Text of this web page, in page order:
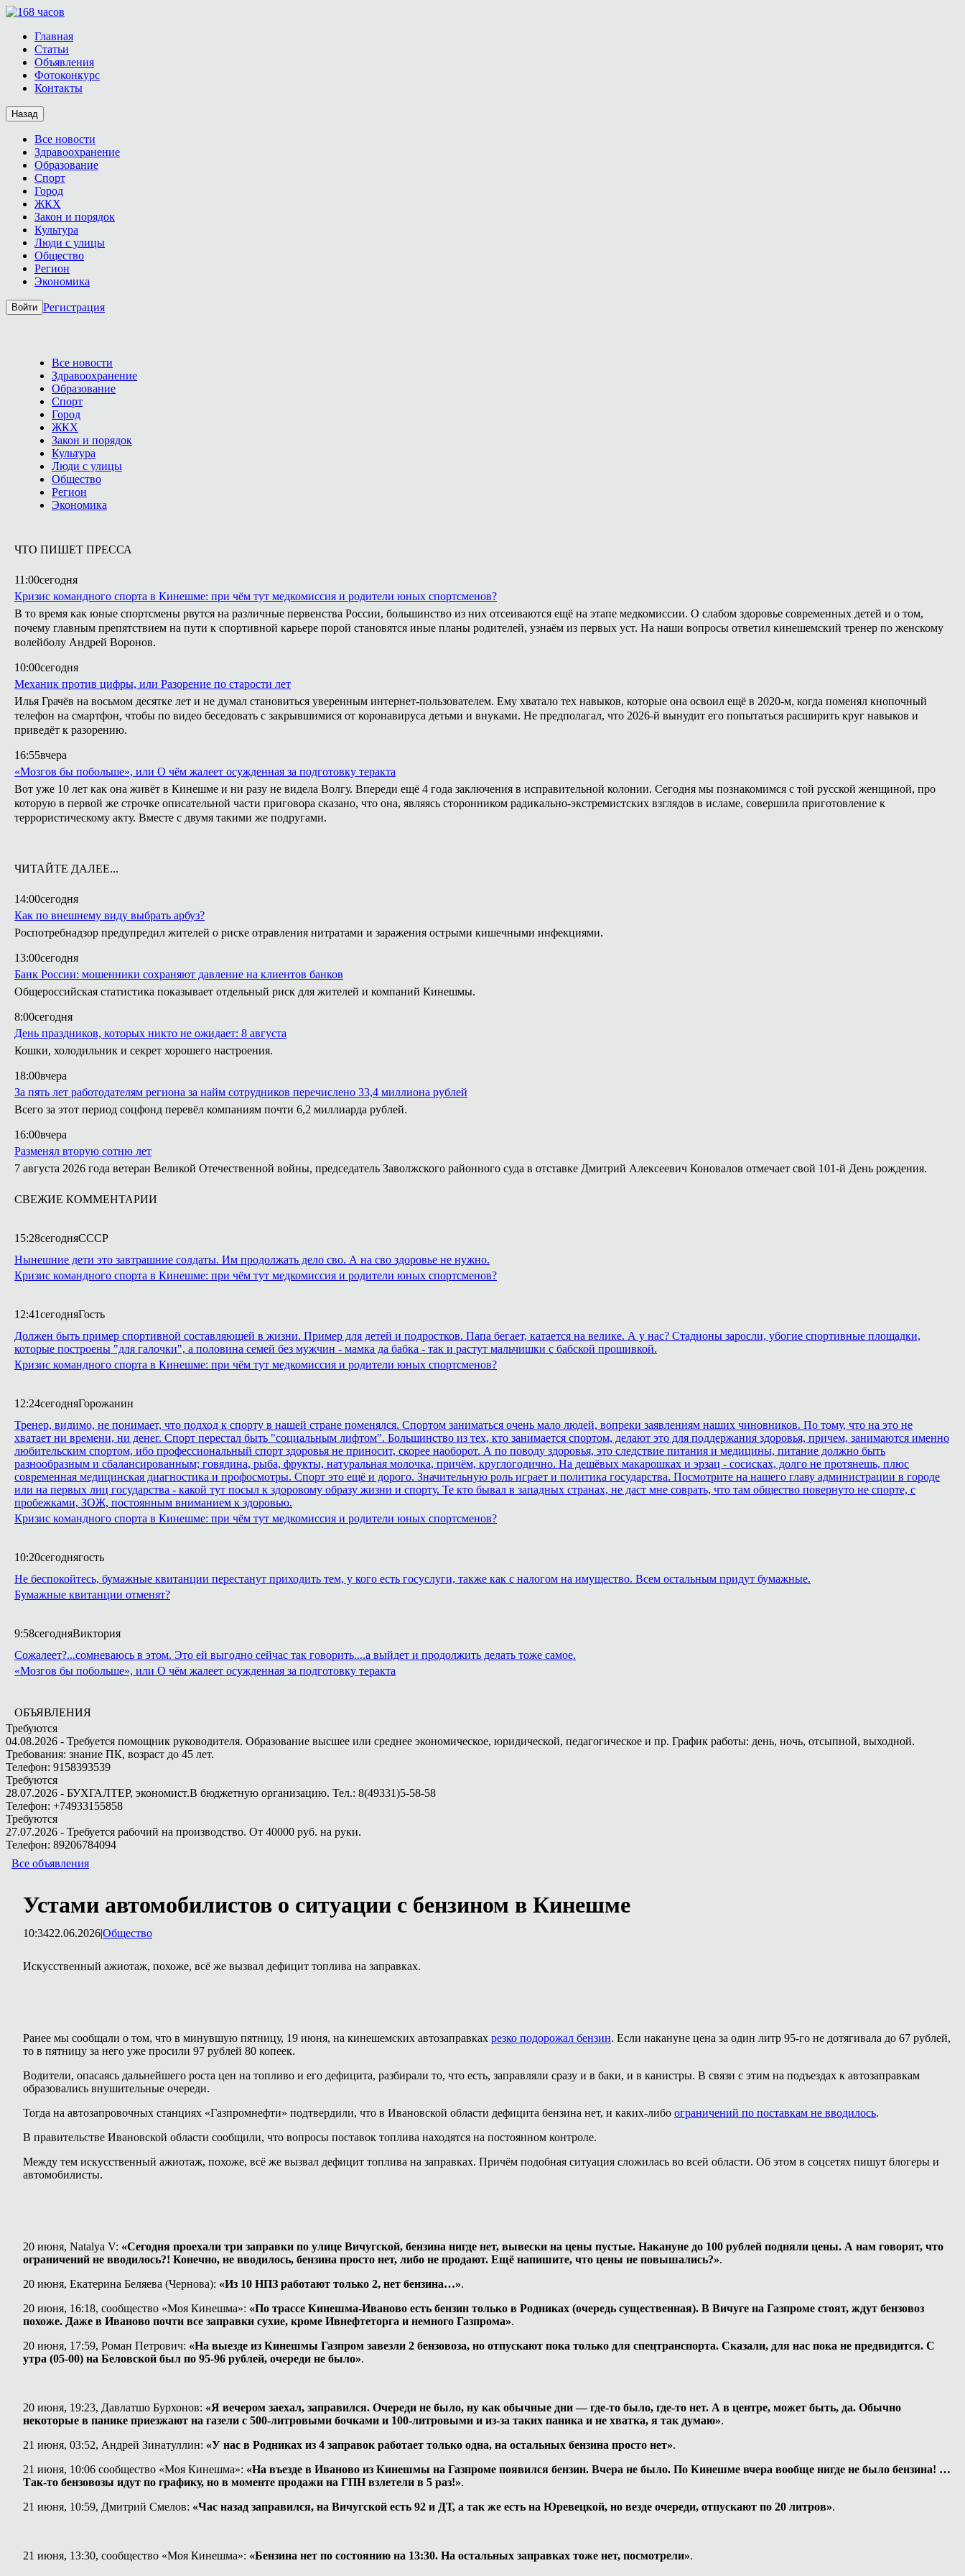
Главная
Статьи
Объявления
Фотоконкурс
Контакты
Назад
Все новости
Здравоохранение
Образование
Спорт
Город
ЖКХ
Закон и порядок
Культура
Люди с улицы
Общество
Регион
Экономика
Войти Регистрация
Все новости
Здравоохранение
Образование
Спорт
Город
ЖКХ
Закон и порядок
Культура
Люди с улицы
Общество
Регион
Экономика
ЧТО ПИШЕТ ПРЕССА
11:00сегодня
Кризис командного спорта в Кинешме: при чём тут медкомиссия и родители юных спортсменов?
В то время как юные спортсмены рвутся на различные первенства России, большинство из них отсеиваются ещё на этапе медкомиссии. О слабом здоровье современных детей и о том,
почему главным препятствием на пути к спортивной карьере порой становятся иные планы родителей, узнаём из первых уст. На наши вопросы ответил кинешемский тренер по женскому
волейболу Андрей Воронов.
10:00сегодня
Механик против цифры, или Разорение по старости лет
Илья Грачёв на восьмом десятке лет и не думал становиться уверенным интернет-пользователем. Ему хватало тех навыков, которые она освоил ещё в 2020-м, когда поменял кнопочный
телефон на смартфон, чтобы по видео беседовать с закрывшимися от коронавируса детьми и внуками. Не предполагал, что 2026-й вынудит его попытаться расширить круг навыков и
приведёт к разорению.
16:55вчера
«Мозгов бы побольше», или О чём жалеет осужденная за подготовку теракта
Вот уже 10 лет как она живёт в Кинешме и ни разу не видела Волгу. Впереди ещё 4 года заключения в исправительной колонии. Сегодня мы познакомимся с той русской женщиной, про
которую в первой же строчке описательной части приговора сказано, что она, являясь сторонником радикально-экстремистских взглядов в исламе, совершила приготовление к
террористическому акту. Вместе с двумя такими же подругами.
ЧИТАЙТЕ ДАЛЕЕ...
14:00сегодня
Как по внешнему виду выбрать арбуз?
Роспотребнадзор предупредил жителей о риске отравления нитратами и заражения острыми кишечными инфекциями.
13:00сегодня
Банк России: мошенники сохраняют давление на клиентов банков
Общероссийская статистика показывает отдельный риск для жителей и компаний Кинешмы.
8:00сегодня
День праздников, которых никто не ожидает: 8 августа
Кошки, холодильник и секрет хорошего настроения.
18:00вчера
За пять лет работодателям региона за найм сотрудников перечислено 33,4 миллиона рублей
Всего за этот период соцфонд перевёл компаниям почти 6,2 миллиарда рублей.
16:00вчера
Разменял вторую сотню лет
7 августа 2026 года ветеран Великой Отечественной войны, председатель Заволжского районного суда в отставке Дмитрий Алексеевич Коновалов отмечает свой 101-й День рождения.
СВЕЖИЕ КОММЕНТАРИИ
15:28сегодняСССР
Нынешние дети это завтрашние солдаты. Им продолжать дело сво. А на сво здоровье не нужно.
Кризис командного спорта в Кинешме: при чём тут медкомиссия и родители юных спортсменов?
12:41сегодняГость
Должен быть пример спортивной составляющей в жизни. Пример для детей и подростков. Папа бегает, катается на велике. А у нас? Стадионы заросли, убогие спортивные площадки,
которые построены "для галочки", а половина семей без мужчин - мамка да бабка - так и растут мальчишки с бабской прошивкой.
Кризис командного спорта в Кинешме: при чём тут медкомиссия и родители юных спортсменов?
12:24сегодняГорожанин
Тренер, видимо, не понимает, что подход к спорту в нашей стране поменялся. Спортом заниматься очень мало людей, вопреки заявлениям наших чиновников. По тому, что на это не
хватает ни времени, ни денег. Спорт перестал быть "социальным лифтом". Большинство из тех, кто занимается спортом, делают это для поддержания здоровья, причем, занимаются именно
любительским спортом, ибо профессиональный спорт здоровья не приносит, скорее наоборот. А по поводу здоровья, это следствие питания и медицины, питание должно быть
разнообразным и сбалансированным; говядина, рыба, фрукты, натуральная молочка, причём, круглогодично. На дешёвых макарошках и эрзац - сосисках, долго не протянешь, плюс
современная медицинская диагностика и профосмотры. Спорт это ещё и дорого. Значительную роль играет и политика государства. Посмотрите на нашего главу администрации в городе
или на первых лиц государства - какой тут посыл к здоровому образу жизни и спорту. Те кто бывал в западных странах, не даст мне соврать, что там общество повернуто не спорте, с
пробежками, ЗОЖ, постоянным вниманием к здоровью.
Кризис командного спорта в Кинешме: при чём тут медкомиссия и родители юных спортсменов?
10:20сегоднягость
Не беспокойтесь, бумажные квитанции перестанут приходить тем, у кого есть госуслуги, также как с налогом на имущество. Всем остальным придут бумажные.
Бумажные квитанции отменят?
9:58сегодняВиктория
Сожалеет?...сомневаюсь в этом. Это ей выгодно сейчас так говорить....а выйдет и продолжить делать тоже самое.
«Мозгов бы побольше», или О чём жалеет осужденная за подготовку теракта
ОБЪЯВЛЕНИЯ
Требуются
04.08.2026 - Требуется помощник руководителя. Образование высшее или среднее экономическое, юридической, педагогическое и пр. График работы: день, ночь, отсыпной, выходной.
Требования: знание ПК, возраст до 45 лет.
Телефон: 9158393539
Требуются
28.07.2026 - БУХГАЛТЕР, экономист.В бюджетную организацию. Тел.: 8(49331)5-58-58
Телефон: +74933155858
Требуются
27.07.2026 - Требуется рабочий на производство. От 40000 руб. на руки.
Телефон: 89206784094
Все объявления
Устами автомобилистов о ситуации с бензином в Кинешме
10:3422.06.2026|Общество
Искусственный ажиотаж, похоже, всё же вызвал дефицит топлива на заправках.
Ранее мы сообщали о том, что в минувшую пятницу, 19 июня, на кинешемских автозаправках резко подорожал бензин. Если накануне цена за один литр 95-го не дотягивала до 67 рублей,
то в пятницу за него уже просили 97 рублей 80 копеек.
Водители, опасаясь дальнейшего роста цен на топливо и его дефицита, разбирали то, что есть, заправляли сразу и в баки, и в канистры. В связи с этим на подъездах к автозаправкам
образовались внушительные очереди.
Тогда на автозапровочных станциях «Газпромнефти» подтвердили, что в Ивановской области дефицита бензина нет, и каких-либо ограничений по поставкам не вводилось.
В правительстве Ивановской области сообщили, что вопросы поставок топлива находятся на постоянном контроле.
Между тем искусственный ажиотаж, похоже, всё же вызвал дефицит топлива на заправках. Причём подобная ситуация сложилась во всей области. Об этом в соцсетях пишут блогеры и
автомобилисты.
20 июня, Natalya V: «Сегодня проехали три заправки по улице Вичугской, бензина нигде нет, вывески на цены пустые. Накануне до 100 рублей подняли цены. А нам говорят, что
ограничений не вводилось?! Конечно, не вводилось, бензина просто нет, либо не продают. Ещё напишите, что цены не повышались?».
20 июня, Екатерина Беляева (Чернова): «Из 10 НПЗ работают только 2, нет бензина…».
20 июня, 16:18, сообщество «Моя Кинешма»: «По трассе Кинешма-Иваново есть бензин только в Родниках (очередь существенная). В Вичуге на Газпроме стоят, ждут бензовоз
похоже. Даже в Иваново почти все заправки сухие, кроме Ивнефтеторга и немного Газпрома».
20 июня, 17:59, Роман Петрович: «На выезде из Кинешмы Газпром завезли 2 бензовоза, но отпускают пока только для спецтранспорта. Сказали, для нас пока не предвидится. С
утра (05-00) на Беловской был по 95-96 рублей, очереди не было».
20 июня, 19:23, Давлатшо Бурхонов: «Я вечером заехал, заправился. Очереди не было, ну как обычные дни — где-то было, где-то нет. А в центре, может быть, да. Обычно
некоторые в панике приезжают на газели с 500-литровыми бочками и 100-литровыми и из-за таких паника и не хватка, я так думаю».
21 июня, 03:52, Андрей Зинатуллин: «У нас в Родниках из 4 заправок работает только одна, на остальных бензина просто нет».
21 июня, 10:06 сообщество «Моя Кинешма»: «На въезде в Иваново из Кинешмы на Газпроме появился бензин. Вчера не было. По Кинешме вчера вообще нигде не было бензина! …
Так-то бензовозы идут по графику, но в моменте продажи на ГПН взлетели в 5 раз!».
21 июня, 10:59, Дмитрий Смелов: «Час назад заправился, на Вичугской есть 92 и ДТ, а так же есть на Юревецкой, но везде очереди, отпускают по 20 литров».
21 июня, 13:30, сообщество «Моя Кинешма»: «Бензина нет по состоянию на 13:30. На остальных заправках тоже нет, посмотрели».